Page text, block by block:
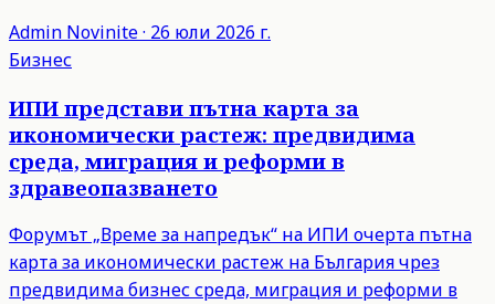
Admin Novinite· 26 юли 2026 г.
Бизнес
ИПИ представи пътна карта за
икономически растеж: предвидима
среда, миграция и реформи в
здравеопазването
Форумът „Време за напредък“ на ИПИ очерта пътна
карта за икономически растеж на България чрез
предвидима бизнес среда, миграция и реформи в